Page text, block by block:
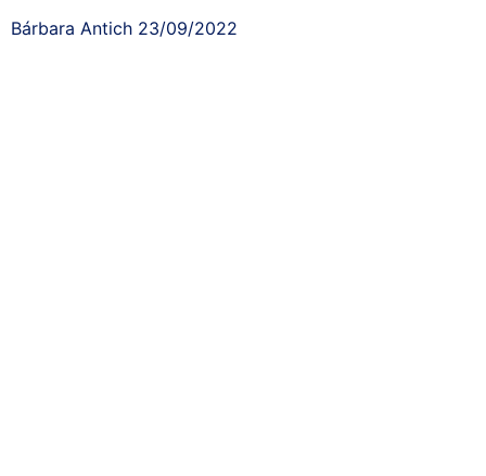
Bárbara Antich 23/09/2022